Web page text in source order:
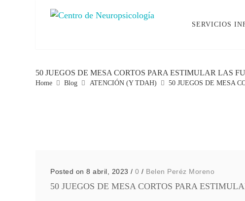
SERVICIOS
50 JUEGOS DE MESA CORTOS PARA ESTIMULAR LAS
Home Blog ATENCIÓN (Y TDAH) 50 JUEGOS DE MESA
Posted on 8 abril, 2023 / 0 / Belen Peréz Moreno
50 JUEGOS DE MESA CORTOS PARA